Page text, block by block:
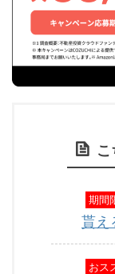
期間
貰え
おス